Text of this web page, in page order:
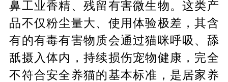
鼻工业香精、残留有害微生物。这类产
品不仅粉尘量大、使用体验极差，其含
有的有毒有害物质会通过猫咪呼吸、舔
舐摄入体内，持续损伤宠物健康，完全
不符合安全养猫的基本标准，是居家养